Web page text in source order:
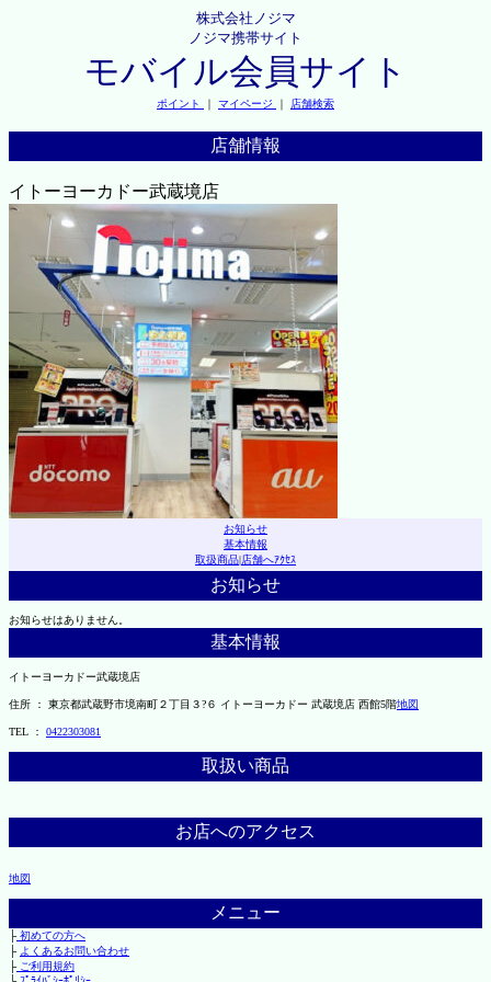
株式会社ノジマ
ノジマ携帯サイト
モバイル会員サイト
ポイント ｜ マイページ ｜ 店舗検索
店舗情報
イトーヨーカドー武蔵境店
お知らせ
基本情報
取扱商品|店舗へｱｸｾｽ
お知らせ
お知らせはありません。
基本情報
イトーヨーカドー武蔵境店
住所 ： 東京都武蔵野市境南町２丁目３?６ イトーヨーカドー 武蔵境店 西館5階地図
TEL ： 0422303081
取扱い商品
お店へのアクセス
地図
メニュー
├初めての方へ
├ よくあるお問い合わせ
├ご利用規約